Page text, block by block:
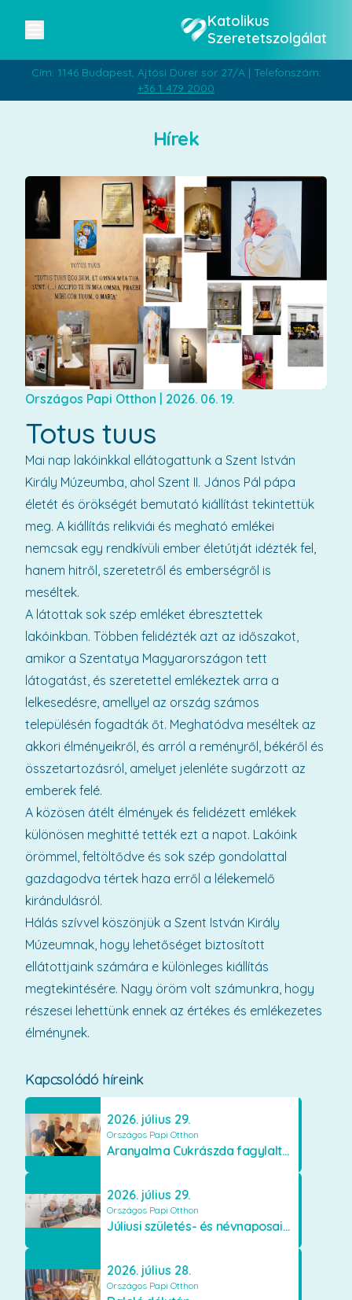
Katolikus
Szeretetszolgálat
Cím: 1146 Budapest, Ajtósi Dürer sor 27/A | Telefonszám:
+36 1 479 2000
Hírek
Kapcsolódó híreink
2026. július 29.
Országos Papi Otthon
Aranyalma Cukrászda fagylaltos meglepetés
2026. július 29.
Országos Papi Otthon
Júliusi születés- és névnaposaink
2026. július 28.
Országos Papi Otthon
Országos Papi Otthon 2026. 06. 19.
Totus tuus
Mai nap lakóinkkal ellátogattunk a Szent István
Király Múzeumba, ahol Szent II. János Pál pápa
életét és örökségét bemutató kiállítást tekintettük
meg. A kiállítás relikviái és megható emlékei
nemcsak egy rendkívüli ember életútját idézték fel,
hanem hitről, szeretetről és emberségről is
meséltek.
A látottak sok szép emléket ébresztettek
lakóinkban. Többen felidézték azt az időszakot,
amikor a Szentatya Magyarországon tett
látogatást, és szeretettel emlékeztek arra a
lelkesedésre, amellyel az ország számos
településén fogadták őt. Meghatódva meséltek az
akkori élményeikről, és arról a reményről, békéről és
összetartozásról, amelyet jelenléte sugárzott az
emberek felé.
A közösen átélt élmények és felidézett emlékek
különösen meghitté tették ezt a napot. Lakóink
örömmel, feltöltődve és sok szép gondolattal
gazdagodva tértek haza erről a lélekemelő
kirándulásról.
Hálás szívvel köszönjük a Szent István Király
Múzeumnak, hogy lehetőséget biztosított
ellátottjaink számára e különleges kiállítás
megtekintésére. Nagy öröm volt számunkra, hogy
részesei lehettünk ennek az értékes és emlékezetes
élménynek.